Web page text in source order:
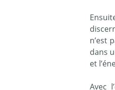
n’est
dans
et
Avec